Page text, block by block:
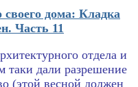
своего дома: Кладка
Часть 11
отдела и
таки дали разрешение
(этой весной должен